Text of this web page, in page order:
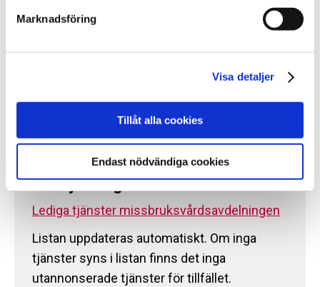
Marknadsföring
Visa detaljer
Tillåt alla cookies
Endast nödvändiga cookies
och professionalitet, med fokus på att möjliggöra
människor som vårdas på våra LVM-hem.
missbruksvårdsavdelningen på SiS!
Rekryteringar våren 2026
Lediga tjänster missbruksvårdsavdelningen
Listan uppdateras automatiskt. Om inga
tjänster syns i listan finns det inga
utannonserade tjänster för tillfället.